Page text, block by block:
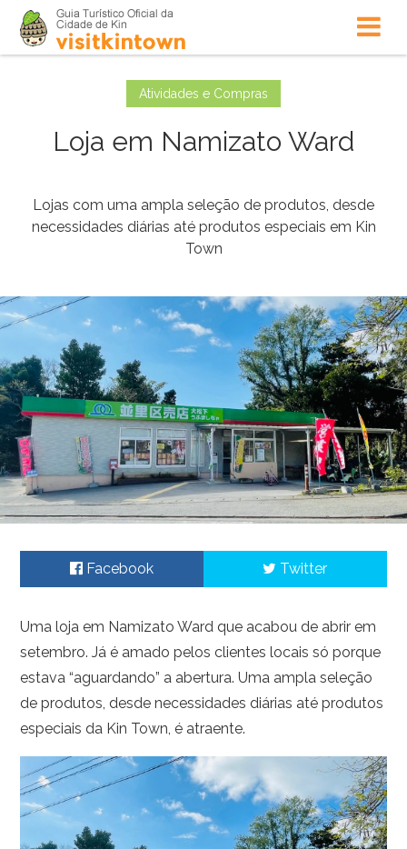
Atividades e Compras
Loja em Namizato Ward
Lojas com uma ampla seleção de produtos, desde
necessidades diárias até produtos especiais em Kin
Town
Facebook Twitter
Uma loja em Namizato Ward que acabou de abrir em
setembro. Já é amado pelos clientes locais só porque
estava “aguardando” a abertura. Uma ampla seleção
de produtos, desde necessidades diárias até produtos
especiais da Kin Town, é atraente.